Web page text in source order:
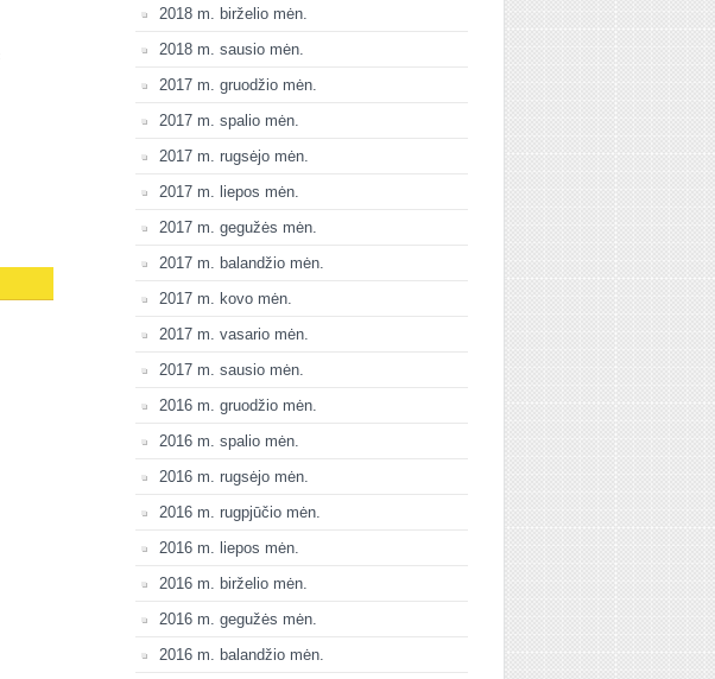
2018 m. birželio mėn.
2018 m. sausio mėn.
2017 m. gruodžio mėn.
2017 m. spalio mėn.
2017 m. rugsėjo mėn.
2017 m. liepos mėn.
2017 m. gegužės mėn.
2017 m. balandžio mėn.
2017 m. kovo mėn.
2017 m. vasario mėn.
2017 m. sausio mėn.
2016 m. gruodžio mėn.
2016 m. spalio mėn.
2016 m. rugsėjo mėn.
2016 m. rugpjūčio mėn.
2016 m. liepos mėn.
2016 m. birželio mėn.
2016 m. gegužės mėn.
2016 m. balandžio mėn.